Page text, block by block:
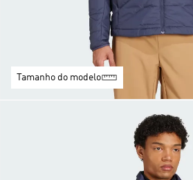
Tamanho do modelo